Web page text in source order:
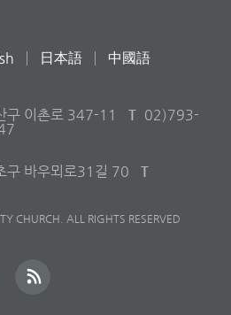
日本語 中國語
구 이촌로 347-11
T 02)793-
구 바우뫼로31길 70
T
CHURCH. ALL RIGHTS RESERVED